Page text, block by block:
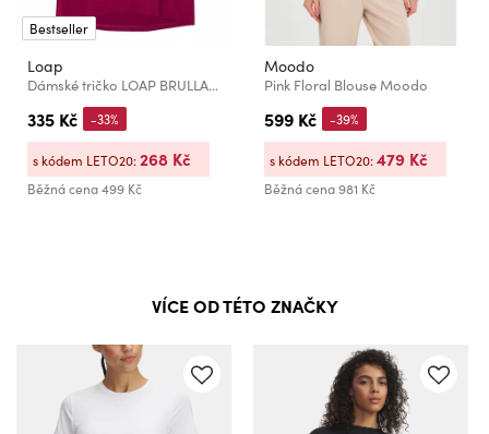
Bestseller
Loap
Dámské tričko LOAP BRULLA Červená
335 Kč
Běžná cena499 Kč
-33%
s kódem LETO20:268 Kč
Moodo
Pink Floral Blouse Moodo
599 Kč
Běžná cena981 Kč
-39%
s kódem LETO20:479 Kč
VÍCE OD TÉTO ZNAČKY